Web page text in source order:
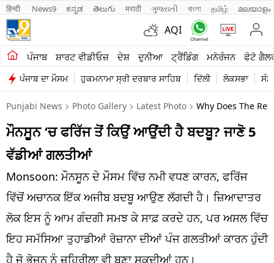
हिन्दी News9 ಕನ್ನಡ తెలుగు मराठी ગુજરાતી বাংলা தமிழ் മലയാളം
AQI
ਪੰਜਾਬ ਸ਼ਾਰਟ ਵੀਡੀਓਜ਼ ਦੇਸ਼ ਦੁਨੀਆ ਟ੍ਰੈਂਡਿੰਗ ਮਨੋਰੰਜਨ ਫੋਟੋ
ਪੰਜਾਬ ਦਾ ਮੌਸਮ ਹੁਕਮਨਾਮਾ ਸ੍ਰੀ ਦਰਬਾਰ ਸਾਹਿਬ ਦਿੱਲੀ ਲੋਕਸਭਾ
ਖੇਤੀਬਾੜੀ
ਸ਼ਾਰਟ ਵੀਡੀਓਜ਼
ਕਾਰੋਬਾਰ
ਕਰਿਅਰ
ਦੇਸ਼
ਲਾਈਫ ਸਟਾਈਲ
ਪੰਜਾਬ
Punjabi News Photo Gallery Latest Photo Why Does The
ਮੌਨਸੂਨ ‘ਚ ਫਰਿੱਜ ਤੋਂ ਕਿਉਂ ਆਉਂਦੀ ਹੈ ਬਦਬੂ? ਜਾਣੋ 5
ਵੱਡੀਆਂ ਗਲਤੀਆਂ
Monsoon: ਮੌਨਸੂਨ ਦੇ ਮੌਸਮ ਵਿੱਚ ਨਮੀ ਵਧਣ ਕਾਰਨ, ਫਰਿੱਜ
ਵਿੱਚੋਂ ਅਚਾਨਕ ਇੱਕ ਅਜੀਬ ਬਦਬੂ ਆਉਣ ਲੱਗਦੀ ਹੈ। ਜ਼ਿਆਦਾਤਰ
ਲੋਕ ਇਸ ਨੂੰ ਆਮ ਗੰਦਗੀ ਸਮਝ ਕੇ ਸਾਫ਼ ਕਰਦੇ ਹਨ, ਪਰ ਅਸਲ ਵਿੱਚ
ਇਹ ਸਮੱਸਿਆ ਤੁਹਾਡੀਆਂ ਰੋਜ਼ਾਨਾ ਦੀਆਂ ਪੰਜ ਗਲਤੀਆਂ ਕਾਰਨ ਹੁੰਦੀ
ਹੈ ਜੋ ਭੋਜਨ ਨੂੰ ਜ਼ਹਿਰੀਲਾ ਵੀ ਬਣਾ ਸਕਦੀਆਂ ਹਨ।